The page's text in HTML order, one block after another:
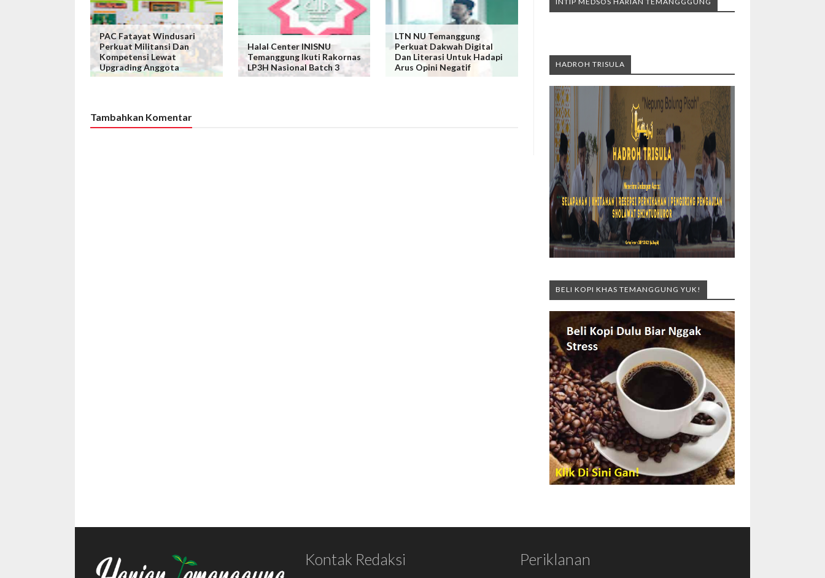
PAC Fatayat Windusari
Perkuat Militansi Dan
Kompetensi Lewat
Upgrading Anggota
Halal Center INISNU
Temanggung Ikuti Rakornas
LP3H Nasional Batch 3
LTN NU Temanggung
Perkuat Dakwah Digital
Dan Literasi Untuk Hadapi
Arus Opini Negatif
Tambahkan Komentar
HADROH TRISULA
BELI KOPI KHAS TEMANGGUNG YUK!
Kontak Redaksi Periklanan